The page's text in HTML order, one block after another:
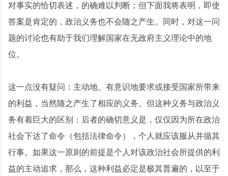
对事实的恰切表述，的确难以判断；但下面我将表明，即使
答案是肯定的，政治义务也不会随之产生。同时，对这一问
题的讨论也有助于我们理解国家在无政府主义理论中的地
位。
这一点没有疑问：主动地、有意识地要求或接受国家所带来
的利益，当然随之产生了相应的义务。但这种义务与政治义
务有着巨大的区别：后者的确切意义是，仅仅因为所在政治
社会下达了命令（包括法律命令），个人就应该服从并循其
行事。如果这一原则的前提是个人对该政治社会所提供的利
益的主动追求，那么，这种利益必定是极其普遍的，以至于